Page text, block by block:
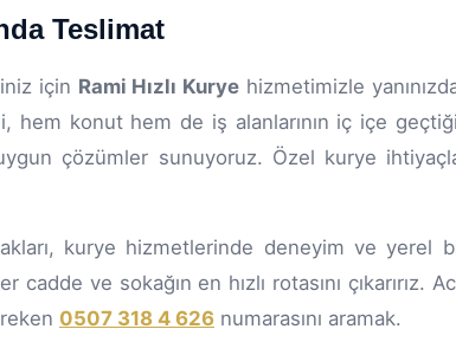
Teslimat
için Rami Hızlı Kurye hizmetimizle
hem konut hem de iş alanlarının iç içe
çözümler sunuyoruz. Özel kurye
kurye hizmetlerinde deneyim ve yerel
ve sokağın en hızlı rotasını çıkarırız.
0507 318 4 626 numarasını aramak.